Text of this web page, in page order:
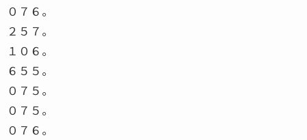
０７６。
２５７。
１０６。
６５５。
０７５。
０７５。
０７６。